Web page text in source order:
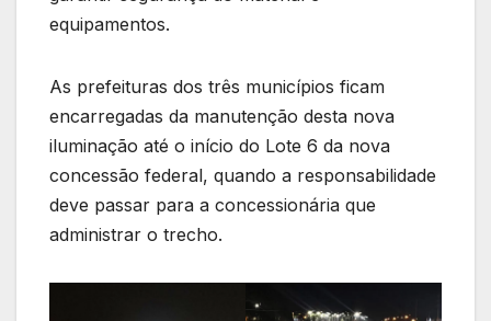
equipamentos.
As prefeituras dos três municípios ficam
encarregadas da manutenção desta nova
iluminação até o início do Lote 6 da nova
concessão federal, quando a responsabilidade
deve passar para a concessionária que
administrar o trecho.